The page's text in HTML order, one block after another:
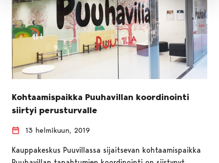
Kohtaamispaikka Puuhavillan koordinointi
siirtyi perusturvalle
13 helmikuun, 2019
Kauppakeskus Puuvillassa sijaitsevan kohtaamispaikka